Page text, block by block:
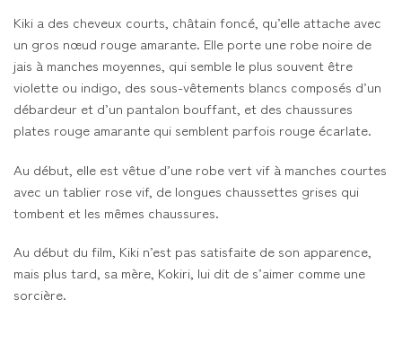
Kiki a des cheveux courts, châtain foncé, qu’elle attache avec
un gros nœud rouge amarante. Elle porte une robe noire de
jais à manches moyennes, qui semble le plus souvent être
violette ou indigo, des sous-vêtements blancs composés d’un
débardeur et d’un pantalon bouffant, et des chaussures
plates rouge amarante qui semblent parfois rouge écarlate.
Au début, elle est vêtue d’une robe vert vif à manches courtes
avec un tablier rose vif, de longues chaussettes grises qui
tombent et les mêmes chaussures.
Au début du film, Kiki n’est pas satisfaite de son apparence,
mais plus tard, sa mère, Kokiri, lui dit de s’aimer comme une
sorcière.